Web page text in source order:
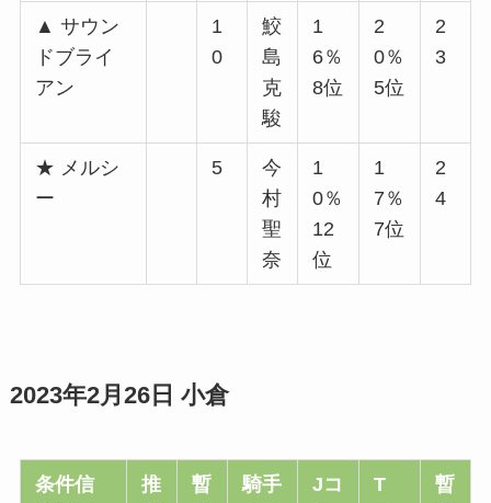
▲ サウン
ドブライ
アン
1
0
鮫
島
克
駿
1
6％
8位
2
0％
5位
2
3
★ メルシ
ー
5
今
村
聖
奈
1
0％
12
位
1
7％
7位
2
4
2023年2月26日 小倉
条件信
推
暫
騎手
Jコ
T
暫